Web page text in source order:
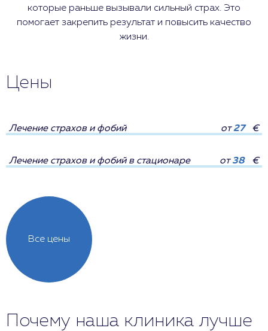
которые раньше вызывали сильный страх. Это
помогает закрепить результат и повысить качество
жизни.
Цены
Все цены
Лечение страхов и фобий от27 €
Лечение страхов и фобий в стационаре от38 €
Почему наша клиника лучше